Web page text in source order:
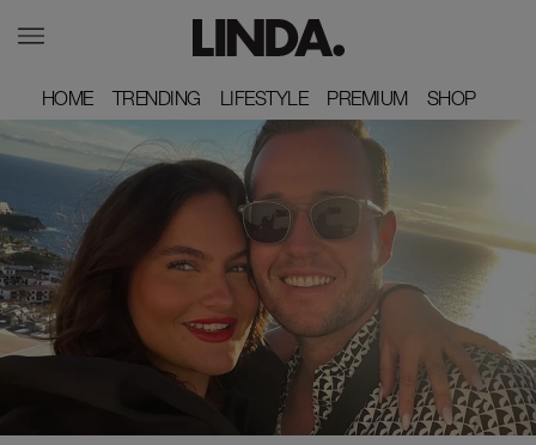
HOME
HOME TRENDING
TRENDING LIFESTYLE
LIFESTYLE PREMIUM
PREMIUM SHOP
SHOP